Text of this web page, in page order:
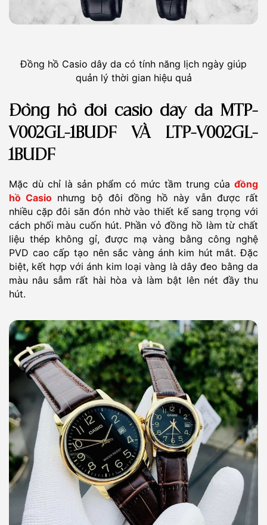
Đồng hồ Casio dây da có tính năng lịch ngày giúp
quản lý thời gian hiệu quả
Đồng hồ đôi casio dây da MTP-
V002GL-1BUDF VÀ LTP-V002GL-
1BUDF
Mặc dù chỉ là sản phẩm có mức tầm trung của đồng
hồ Casio nhưng bộ đôi đồng hồ này vẫn được rất
nhiều cặp đôi săn đón nhờ vào thiết kế sang trọng với
cách phối màu cuốn hút. Phần vỏ đồng hồ làm từ chất
liệu thép không gỉ, được mạ vàng bằng công nghệ
PVD cao cấp tạo nên sắc vàng ánh kim hút mắt. Đặc
biệt, kết hợp với ánh kim loại vàng là dây đeo bằng da
màu nâu sẫm rất hài hòa và làm bật lên nét đầy thu
hút.